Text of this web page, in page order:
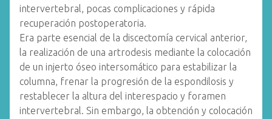
intervertebral, pocas complicaciones y rápida
recuperación postoperatoria.
Era parte esencial de la discectomía cervical anterior,
la realización de una artrodesis mediante la colocación
de un injerto óseo intersomático para estabilizar la
columna, frenar la progresión de la espondilosis y
restablecer la altura del interespacio y foramen
intervertebral. Sin embargo, la obtención y colocación